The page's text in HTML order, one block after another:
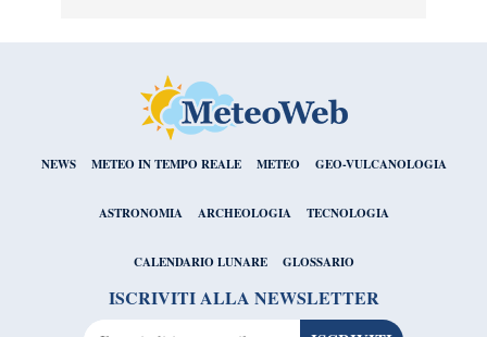
NEWS METEO IN TEMPO REALE METEO GEO-VULCANOLOGIA
ASTRONOMIA ARCHEOLOGIA TECNOLOGIA
CALENDARIO LUNARE GLOSSARIO
ISCRIVITI ALLA NEWSLETTER